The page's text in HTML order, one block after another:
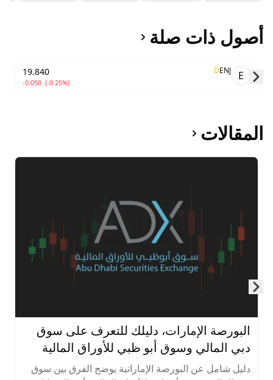
أصول ذات صلة
E
ENJ
D
19.840
-0.050 (-0.25%)
المقالات
البورصة الإمارات، دليلك للتعرف على سوق
دبي المالي وسوق أبو ظبي للأوراق المالية
دليل شامل عن البورصة الإماراتية يوضح الفرق بين سوق